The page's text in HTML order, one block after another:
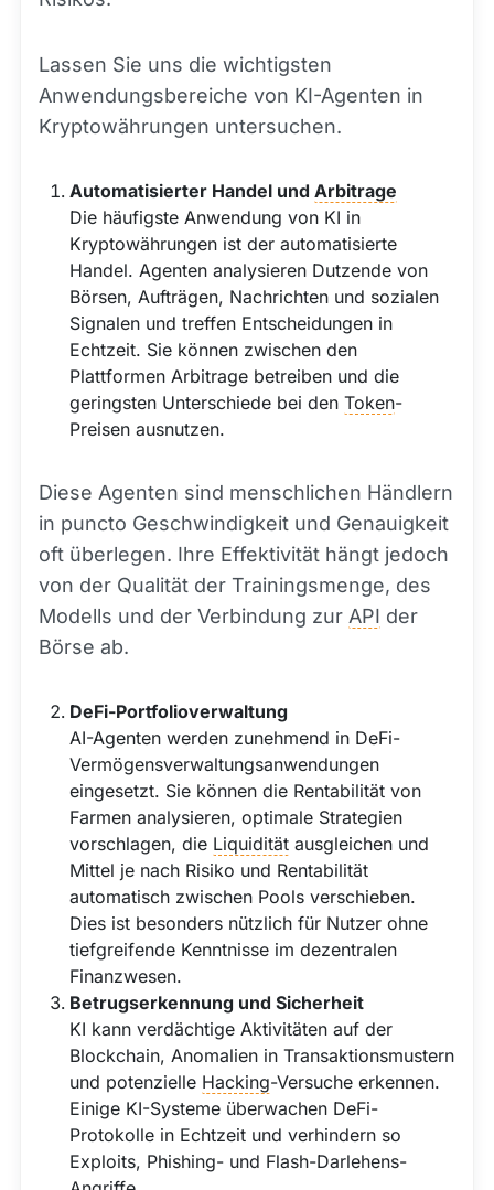
Lassen Sie uns die wichtigsten
Anwendungsbereiche von KI-Agenten in
Kryptowährungen untersuchen.
Automatisierter Handel und Arbitrage
Die häufigste Anwendung von KI in
Kryptowährungen ist der automatisierte
Handel. Agenten analysieren Dutzende von
Börsen, Aufträgen, Nachrichten und sozialen
Signalen und treffen Entscheidungen in
Echtzeit. Sie können zwischen den
Plattformen Arbitrage betreiben und die
geringsten Unterschiede bei den Token-
Preisen ausnutzen.
Diese Agenten sind menschlichen Händlern
in puncto Geschwindigkeit und Genauigkeit
oft überlegen. Ihre Effektivität hängt jedoch
von der Qualität der Trainingsmenge, des
Modells und der Verbindung zur API der
Börse ab.
DeFi-Portfolioverwaltung
AI-Agenten werden zunehmend in DeFi-
Vermögensverwaltungsanwendungen
eingesetzt. Sie können die Rentabilität von
Farmen analysieren, optimale Strategien
vorschlagen, die Liquidität ausgleichen und
Mittel je nach Risiko und Rentabilität
automatisch zwischen Pools verschieben.
Dies ist besonders nützlich für Nutzer ohne
tiefgreifende Kenntnisse im dezentralen
Finanzwesen.
Betrugserkennung und Sicherheit
KI kann verdächtige Aktivitäten auf der
Blockchain, Anomalien in Transaktionsmustern
und potenzielle Hacking-Versuche erkennen.
Einige KI-Systeme überwachen DeFi-
Protokolle in Echtzeit und verhindern so
Exploits, Phishing- und Flash-Darlehens-